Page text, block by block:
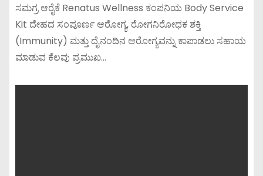
ಸಮಗ್ರ ಆರೈಕೆ Renatus Wellness ಕಂಪನಿಯ Body Service
Kit ದೇಹದ ಸಂಪೂರ್ಣ ಆರೋಗ್ಯ, ರೋಗನಿರೋಧಕ ಶಕ್ತಿ
(Immunity) ಮತ್ತು ದೈನಂದಿನ ಆರೋಗ್ಯವನ್ನು ಕಾಪಾಡಲು ಸಹಾಯ
ಮಾಡುವ ಕೆಲವು ಪ್ರಮುಖ…